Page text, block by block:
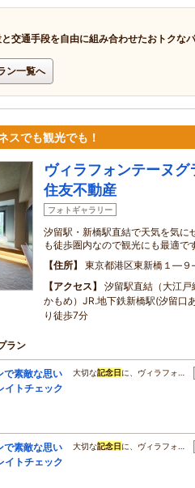
交通手段を自由に組み合わせたおトクな
ン一覧へ
スでも観光でも！
ヴィラフォンテーヌ
住友不動産
フォトギャラリー
汐留駅・新橋駅直結で天気を気に
も徒歩圏内なので観光にも最適で
住所
東京都港区東新橋１―
アクセス
汐留駅直結（大江
かもめ）JR.地下鉄新橋駅(汐留口
り徒歩7分
ラン
で素敵な思い
イトチェック
大切な記念日 に、ヴィラフォ…
で素敵な思い
イトチェック
大切な記念日 に、ヴィラフォ…